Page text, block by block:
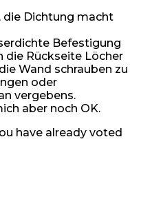
die Dichtung macht
Befestigung
die Rückseite Löcher
Wand schrauben zu
oder
vergebens.
aber noch OK.
have already voted